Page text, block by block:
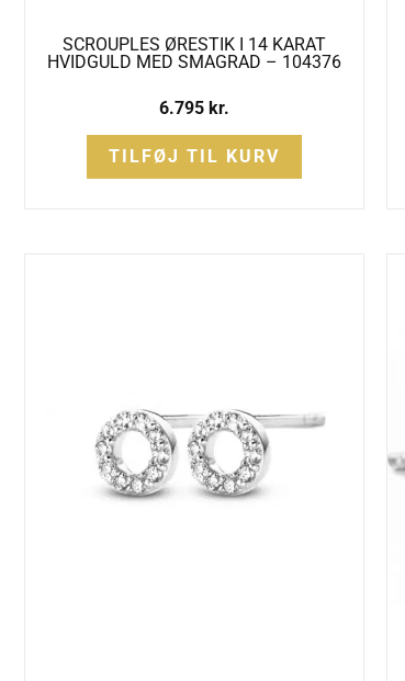
SCROUPLES ØRESTIK I 14 KARAT
HVIDGULD MED SMAGRAD – 104376
6.795 kr.
TILFØJ TIL KURV